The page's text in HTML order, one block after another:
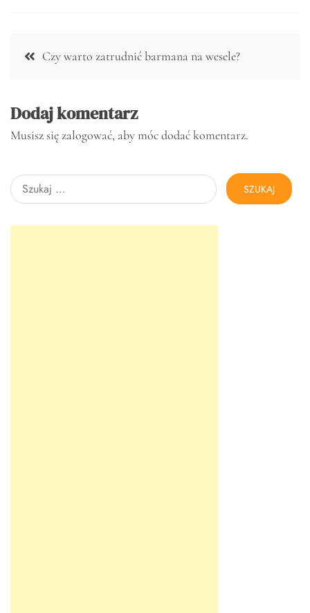
Nawigacja
Czy warto zatrudnić barmana na wesele?
Dodaj komentarz
Musisz sięzalogować, aby móc dodać komentarz.
Szukaj: